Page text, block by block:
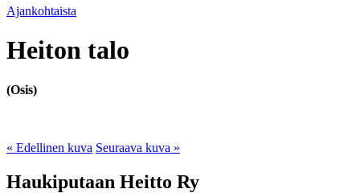
Ajankohtaista
Heiton talo
(Osis)
« Edellinen kuva Seuraava kuva »
Haukiputaan Heitto Ry